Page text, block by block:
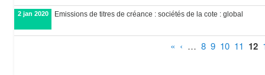
2 jan 2020 Emissions de titres de créance : sociétés de la cote : global
« ‹ … 8 9 10 11 12